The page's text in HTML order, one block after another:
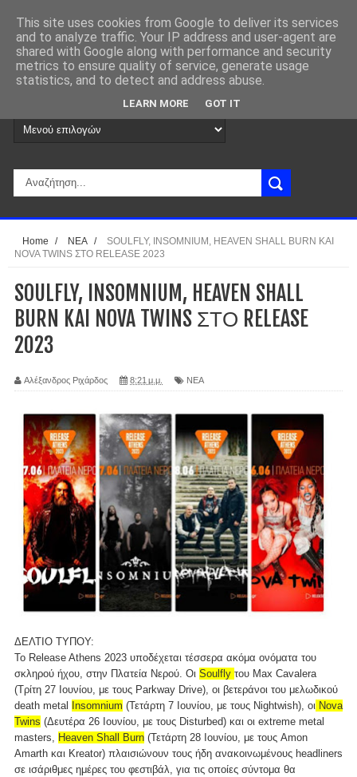
Home / ΝΕΑ /
SOULFLY, INSOMNIUM, HEAVEN SHALL BURN KAI
NOVA TWINS ΣΤΟ RELEASE 2023
SOULFLY, INSOMNIUM, HEAVEN SHALL
BURN KAI NOVA TWINS ΣΤΟ RELEASE
2023
Αλέξανδρος Ριχάρδος 8:21 μ.μ. ΝΕΑ
ΔΕΛΤΙΟ ΤΥΠΟΥ:
Το Release Athens 2023 υποδέχεται τέσσερα ακόμα ονόματα του
σκληρού ήχου, στην Πλατεία Νερού. Οι Soulfly του Max Cavalera
(Τρίτη 27 Ιουνίου, με τους Parkway Drive), οι βετεράνοι του μελωδικού
death metal
Insomnium (Τετάρτη 7 Ιουνίου, με τους Nightwish), οι Nova
Twins (Δευτέρα 26 Ιουνίου, με τους Disturbed) και οι extreme metal
masters, Heaven Shall Burn (Τετάρτη 28 Ιουνίου, με τους Amon
Amarth και Kreator) πλαισιώνουν τους ήδη ανακοινωμένους headliners
σε ισάριθμες ημέρες του φεστιβάλ, για τις οποίες σύντομα θα
This site uses cookies from Google to deliver its services
and to analyze traffic. Your IP address and user-agent are
shared with Google along with performance and security
metrics to ensure quality of service, generate usage
statistics, and to detect and address abuse.
LEARN MORE GOT IT